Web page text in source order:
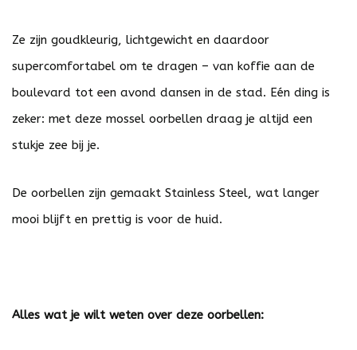
Ze zijn goudkleurig, lichtgewicht en daardoor
supercomfortabel om te dragen – van koffie aan de
boulevard tot een avond dansen in de stad. Eén ding is
zeker: met deze mossel oorbellen draag je altijd een
stukje zee bij je.
De oorbellen zijn gemaakt Stainless Steel, wat langer
mooi blijft en prettig is voor de huid.
Alles wat je wilt weten over deze oorbellen: